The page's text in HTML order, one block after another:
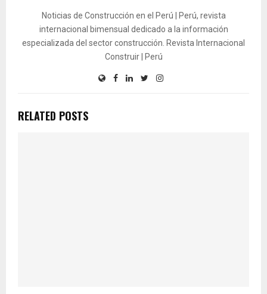
Noticias de Construcción en el Perú | Perú, revista
internacional bimensual dedicado a la información
especializada del sector construcción. Revista Internacional
Construir | Perú
RELATED POSTS